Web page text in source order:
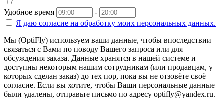
Удобное время
-
Я даю согласие на обработку моих персональных данных.
Мы (OptiFly) используем ваши данные, чтобы впоследствии
связаться с Вами по поводу Вашего запроса или для
обсуждения заказа. Данные хранятся в нашей системе и
доступны некоторым нашим сотрудникам (или продавцам, у
которых сделан заказ) до тех пор, пока вы не отзовёте своё
согласие. Если вы хотите, чтобы Ваши персональные данные
были удалены, отправьте письмо по адресу optifly@yandex.ru.